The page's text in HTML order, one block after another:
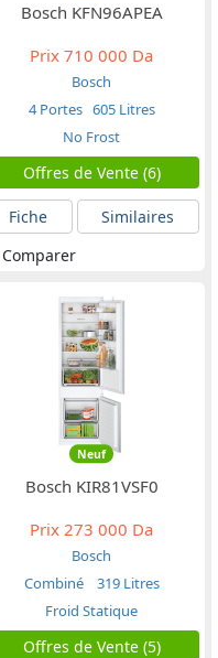
Bosch KFN96APEA
Prix 710 000 Da
Bosch
4 Portes 605 Litres
No Frost
Offres de Vente (6)
Fiche
Similaires
Comparer
Neuf
Bosch KIR81VSF0
Prix 273 000 Da
Bosch
Combiné
319 Litres
Froid Statique
Offres de Vente (5)